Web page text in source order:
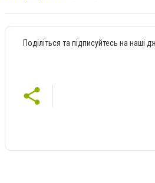
Поділіться та підписуйтесь на наші